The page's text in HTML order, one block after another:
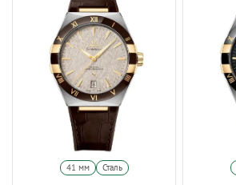
41 мм Сталь